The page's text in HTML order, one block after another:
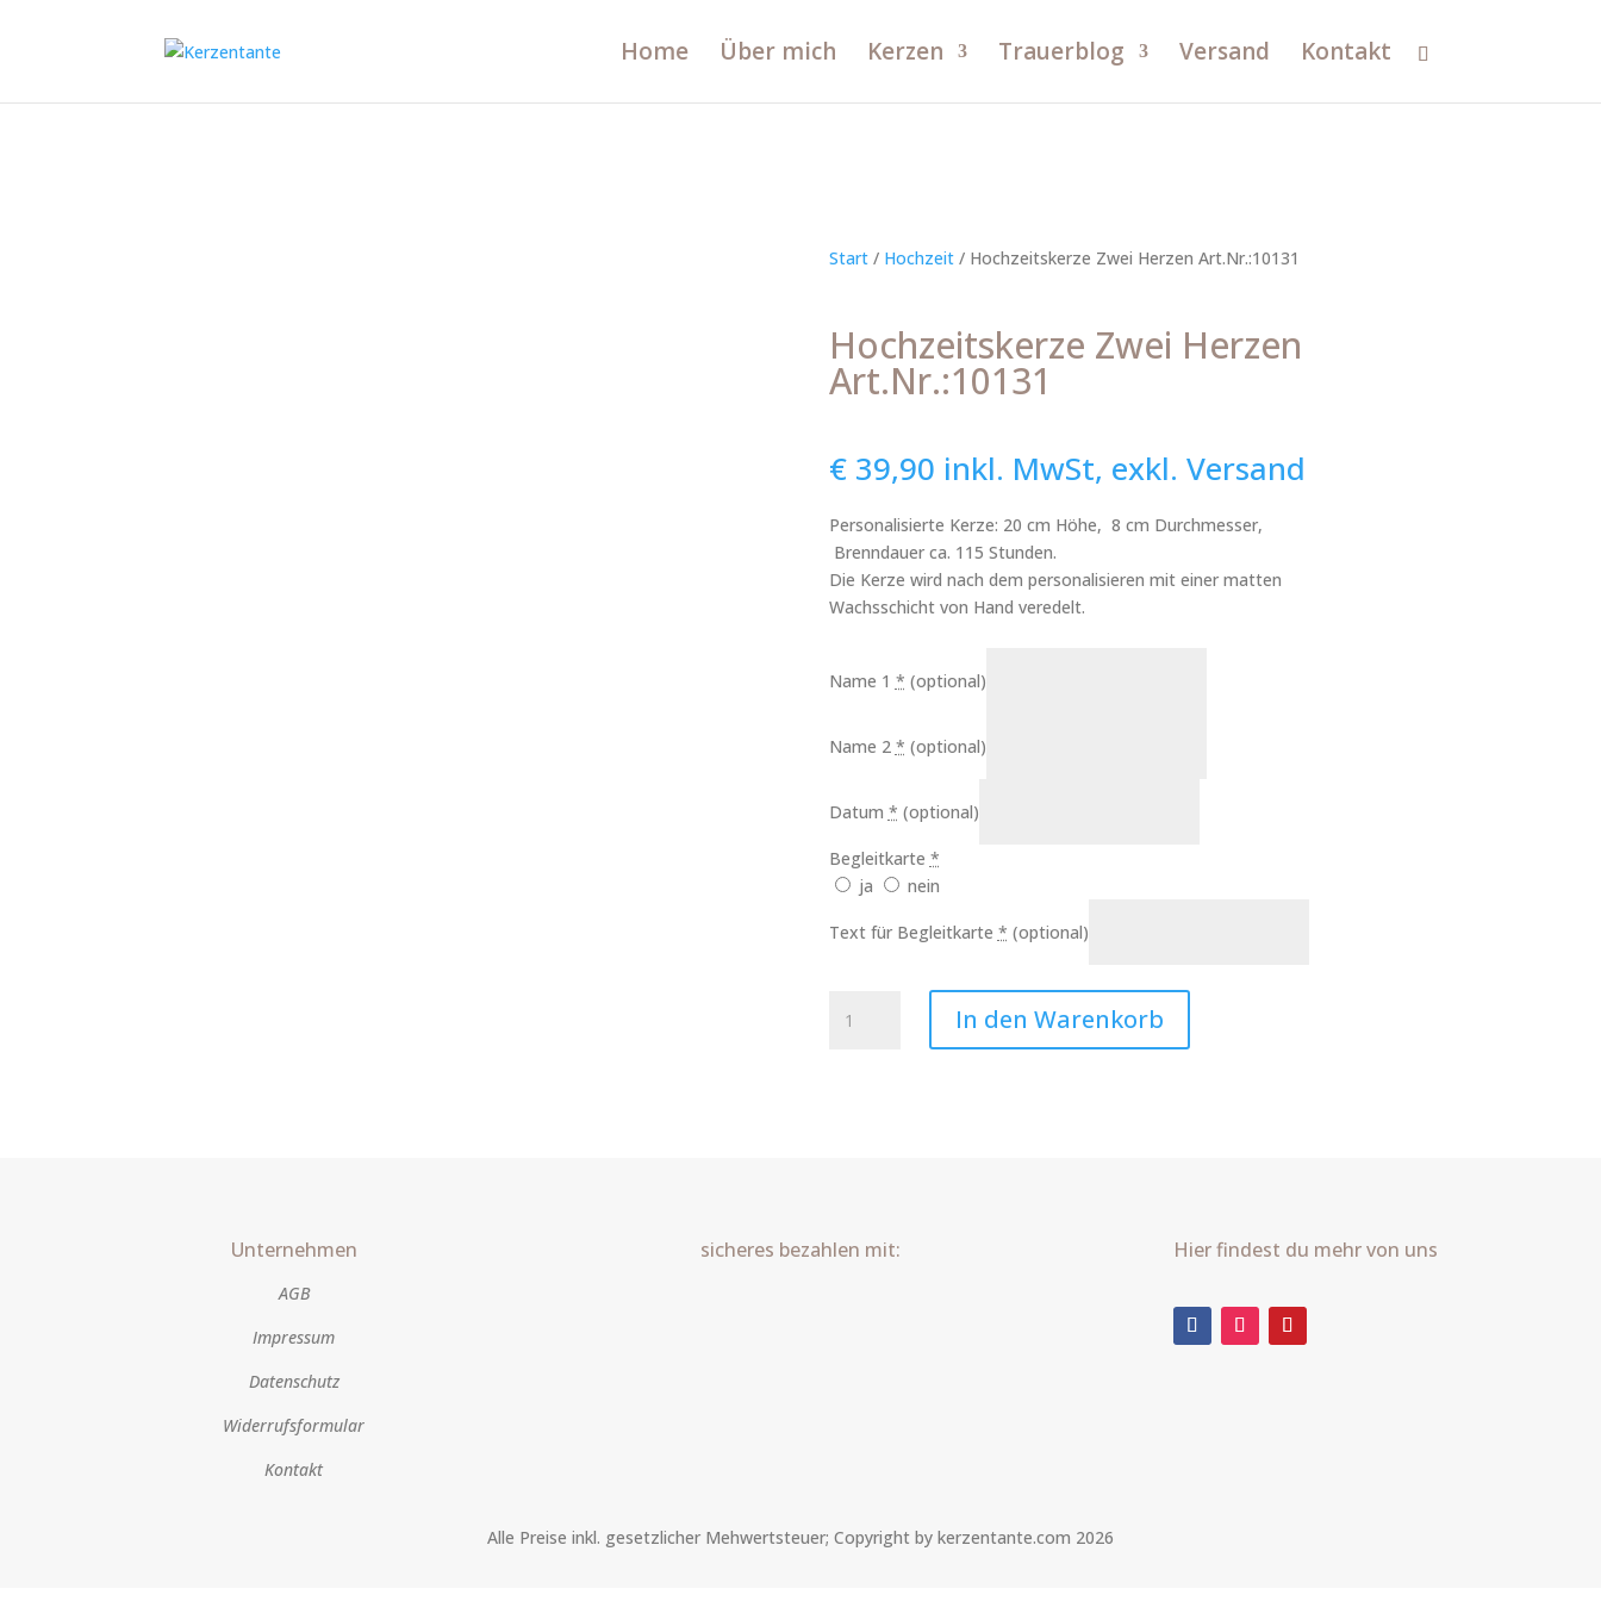
Home Über mich Kerzen Trauerblog Versand Kontakt
Start/ Hochzeit/ Hochzeitskerze Zwei Herzen Art.Nr.:10131
Hochzeitskerze Zwei Herzen
Art.Nr.:10131
€39,90 inkl. MwSt, exkl. Versand
Personalisierte Kerze: 20 cm Höhe, 8 cm Durchmesser,
Brenndauer ca. 115 Stunden.
Die Kerze wird nach dem personalisieren mit einer matten
Wachsschicht von Hand veredelt.
Name 1 * (optional)
Name 2 * (optional)
Datum * (optional)
Begleitkarte *
ja
nein
Text für Begleitkarte * (optional)
Zwei
In den Warenkorb
Unternehmen
AGB
Impressum
Datenschutz
Widerrufsformular
Kontakt
sicheres bezahlen mit: Hier findest du mehr von uns
Alle Preise inkl. gesetzlicher Mehwertsteuer; Copyright by kerzentante.com 2026